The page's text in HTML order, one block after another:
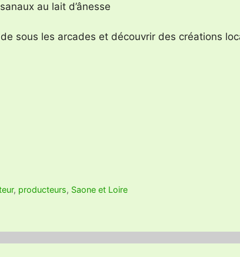
au lait d’ânesse
sous les arcades et découvrir des créations
, producteurs, Saone et Loire